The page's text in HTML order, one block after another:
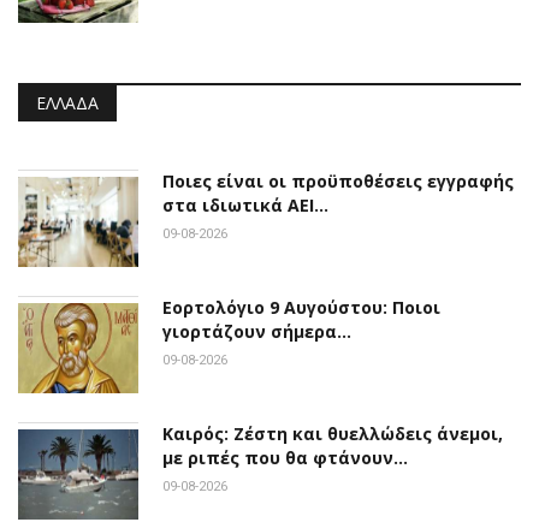
ΕΛΛΆΔΑ
Ποιες είναι οι προϋποθέσεις εγγραφής
στα ιδιωτικά ΑΕΙ…
09-08-2026
Εορτολόγιο 9 Αυγούστου: Ποιοι
γιορτάζουν σήμερα…
09-08-2026
Καιρός: Ζέστη και θυελλώδεις άνεμοι,
με ριπές που θα φτάνουν…
09-08-2026